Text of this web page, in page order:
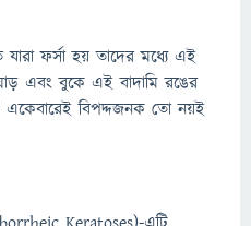
ফর্সা হয় তাদের মধ্যে এই
এবং বুকে এই বাদামি রঙের
একেবারেই বিপদ্দজনক তো নয়ই